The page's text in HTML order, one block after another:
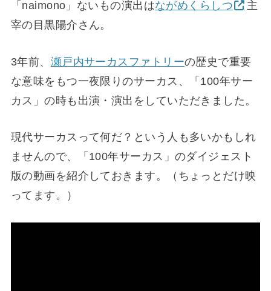
「naimono」ないもの演出はながめくらしつ
主
宰の目黒陽介さん。
3年前、 瀬戸内サーカスファトリーの歴史で重要
な意味をもつ一夜限りのサーカス、「100年サー
カス」の時も出演・演出をしていただきました。
現代サーカスって何だ？という人も多いかもしれ
ませんので、「100年サーカス」のダイジェスト
版の動画を紹介しておきます。（ちょっとだけ映
ってます。）